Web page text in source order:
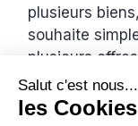
plusieurs
souhaite
plusieurs
une contrainte
en revanche
Salut c'est nous...
les